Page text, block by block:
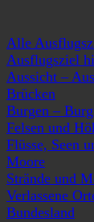
Alle
Ausflugsziel
Aussicht –
Brücken
Burgen –
Felsen und
Flüsse, Seen
Moore
Strände und
Verlassene
Bundesland